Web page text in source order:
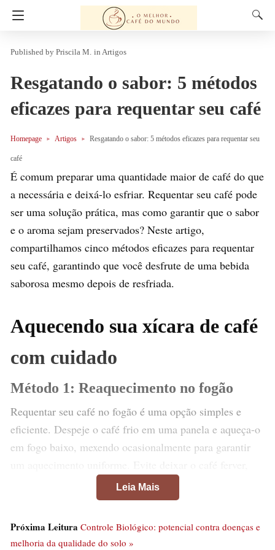
Priscila M. in Artigos
Resgatando o sabor: 5 métodos
eficazes para requentar seu café
Homepage Artigos Resgatando o sabor: 5 métodos eficazes para requentar seu
café
É comum preparar uma quantidade maior de café do que
a necessária e deixá-lo esfriar. Requentar seu café pode
ser uma solução prática, mas como garantir que o sabor
e o aroma sejam preservados? Neste artigo,
compartilhamos cinco métodos eficazes para requentar
seu café, garantindo que você desfrute de uma bebida
saborosa mesmo depois de resfriada.
Aquecendo sua xícara de café
com cuidado
Método 1: Reaquecimento no fogão
Requentar seu café no fogão é uma opção simples e
eficiente. Despeje o café frio em uma panela e aqueça-o
em fogo baixo, mexendo ocasionalmente para garantir
pois isso pode prejudicar o sabor e o aroma. Assim que
o café estiver quente o suficiente, desligue o fogo e
Leia Mais
Próxima Leitura Controle Biológico: potencial contra doenças e
melhoria da qualidade do solo »